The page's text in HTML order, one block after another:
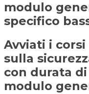
modulo
specifico
Avviati i
sulla
con durata
modulo